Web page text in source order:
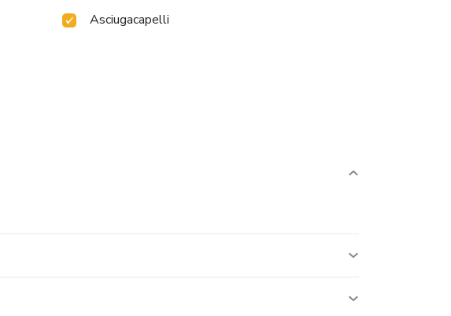
Asciugacapelli